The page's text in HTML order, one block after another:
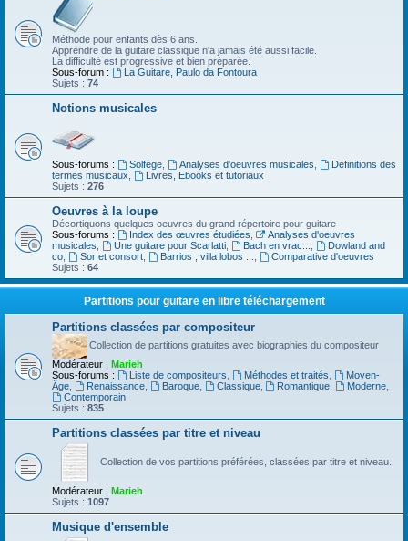
Méthode pour enfants dès 6 ans.
Apprendre de la guitare classique n'a jamais été aussi facile.
La difficulté est progressive et bien préparée.
Sous-forum :
La Guitare, Paulo da Fontoura
Sujets : 74
Notions musicales
Sous-forums : Solfège, Analyses d'oeuvres musicales
Definitions des
termes musicaux
Livres, Ebooks et tutoriaux
Sujets : 276
Oeuvres à la loupe
Décortiquons quelques oeuvres du grand répertoire pour guitare
Sous-forums :
Index des œuvres étudiées
Analyses d'oeuvres
musicales
Une guitare pour Scarlatti, Bach en vrac...
Dowland and
co
Sor et consort, Barrios , villa lobos ...
Comparative d'oeuvres
Sujets : 64
Partitions pour guitare en libre téléchargement
Partitions classées par compositeur
Collection de partitions gratuites avec biographies du compositeur
Modérateur : Marieh
Sous-forums :
Liste de compositeurs Méthodes et traités
Moyen-
Âge
Renaissance, Baroque, Classique, Romantique Moderne
Contemporain
Sujets : 835
Partitions classées par titre et niveau
Collection de vos partitions préférées, classées par titre et niveau.
Modérateur : Marieh
Sujets : 1097
Musique d'ensemble